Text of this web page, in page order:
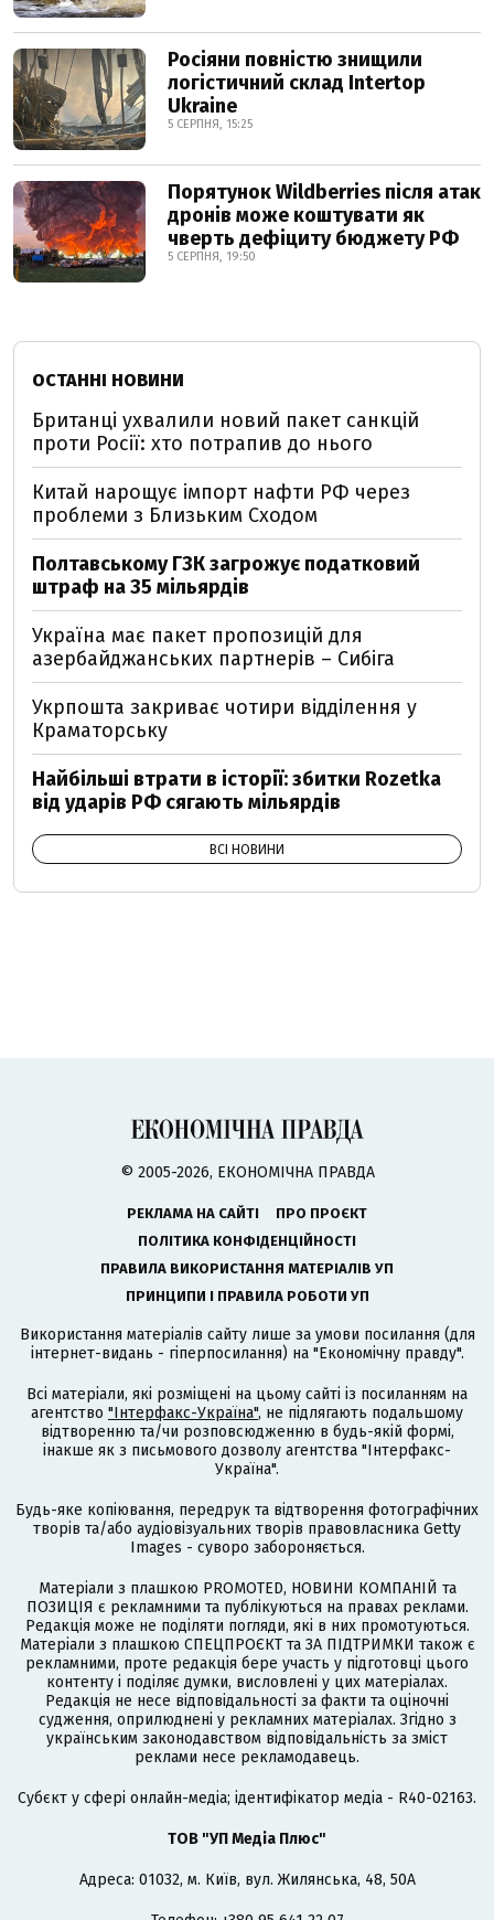
Росіяни повністю знищили
логістичний склад Intertop
Ukraine
5 СЕРПНЯ, 15:25
Порятунок Wildberries після атак
дронів може коштувати як
чверть дефіциту бюджету РФ
5 СЕРПНЯ, 19:50
ОСТАННІ НОВИНИ
Британці ухвалили новий пакет санкцій
проти Росії: хто потрапив до нього
Китай нарощує імпорт нафти РФ через
проблеми з Близьким Сходом
Полтавському ГЗК загрожує податковий
штраф на 35 мільярдів
Україна має пакет пропозицій для
азербайджанських партнерів – Сибіга
Укрпошта закриває чотири відділення у
Краматорську
Найбільші втрати в історії: збитки Rozetka
від ударів РФ сягають мільярдів
ВСІ НОВИНИ
© 2005-2026, ЕКОНОМІЧНА ПРАВДА
РЕКЛАМА НА САЙТІ
ПРО ПРОЄКТ
ПОЛІТИКА КОНФІДЕНЦІЙНОСТІ
ПРАВИЛА ВИКОРИСТАННЯ МАТЕРІАЛІВ УП
ПРИНЦИПИ І ПРАВИЛА РОБОТИ УП
Використання матеріалів сайту лише за умови посилання (для
інтернет-видань - гіперпосилання) на "Економічну правду".
Всі матеріали, які розміщені на цьому сайті із посиланням на
агентство "Інтерфакс-Україна", не підлягають подальшому
відтворенню та/чи розповсюдженню в будь-якій формі,
інакше як з письмового дозволу агентства "Інтерфакс-
Україна".
Будь-яке копіювання, передрук та відтворення фотографічних
творів та/або аудіовізуальних творів правовласника Getty
Images - суворо забороняється.
Матеріали з плашкою PROMOTED, НОВИНИ КОМПАНІЙ та
ПОЗИЦІЯ є рекламними та публікуються на правах реклами.
Редакція може не поділяти погляди, які в них промотуються.
Матеріали з плашкою СПЕЦПРОЄКТ та ЗА ПІДТРИМКИ також є
рекламними, проте редакція бере участь у підготовці цього
контенту і поділяє думки, висловлені у цих матеріалах.
Редакція не несе відповідальності за факти та оціночні
судження, оприлюднені у рекламних матеріалах. Згідно з
українським законодавством відповідальність за зміст
реклами несе рекламодавець.
Cубєкт у сфері онлайн-медіа; ідентифікатор медіа - R40-02163.
ТОВ "УП Медіа Плюс"
Адреса: 01032, м. Київ, вул. Жилянська, 48, 50А